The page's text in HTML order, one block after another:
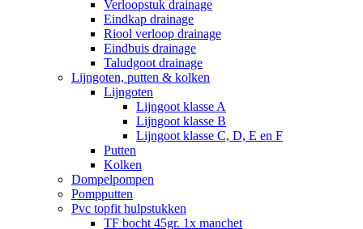
Verloopstuk drainage
Eindkap drainage
Riool verloop drainage
Eindbuis drainage
Taludgoot drainage
Lijngoten, putten & kolken
Lijngoten
Lijngoot klasse A
Lijngoot klasse B
Lijngoot klasse C, D, E en F
Putten
Kolken
Dompelpompen
Pompputten
Pvc topfit hulpstukken
TF bocht 45gr. 1x manchet